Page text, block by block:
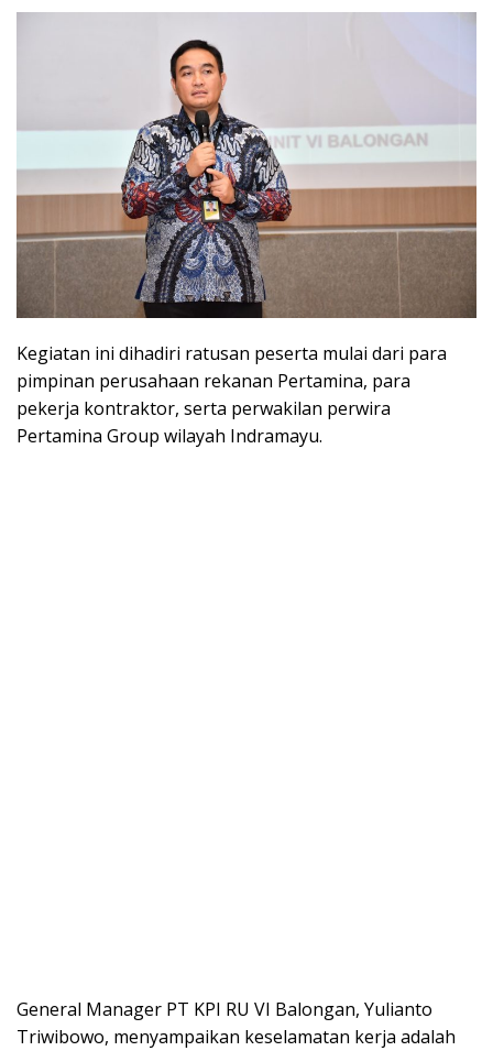
Kegiatan ini dihadiri ratusan peserta mulai dari para
pimpinan perusahaan rekanan Pertamina, para
pekerja kontraktor, serta perwakilan perwira
Pertamina Group wilayah Indramayu.
General Manager PT KPI RU VI Balongan, Yulianto
Triwibowo, menyampaikan keselamatan kerja adalah